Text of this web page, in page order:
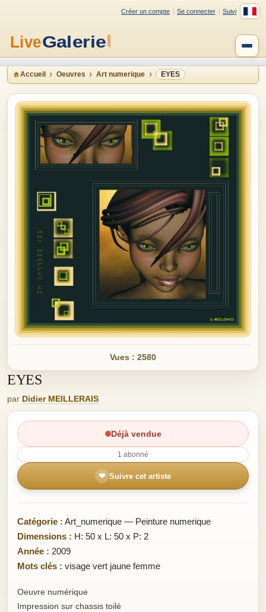
Créer un compte Se connecter Suivi
Accueil Oeuvres Art numerique EYES
Vues : 2580
EYES
par Didier MEILLERAIS
Déjà vendue
1 abonné
❤ Suivre cet artiste
Catégorie : Art_numerique — Peinture numerique
Dimensions : H: 50 x L: 50 x P: 2
Année : 2009
Mots clés : visage vert jaune femme
Oeuvre numérique
Impression sur chassis toilé